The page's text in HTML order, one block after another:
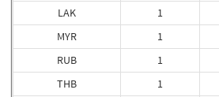
LAK
MYR
RUB
THB
1
1
1
1